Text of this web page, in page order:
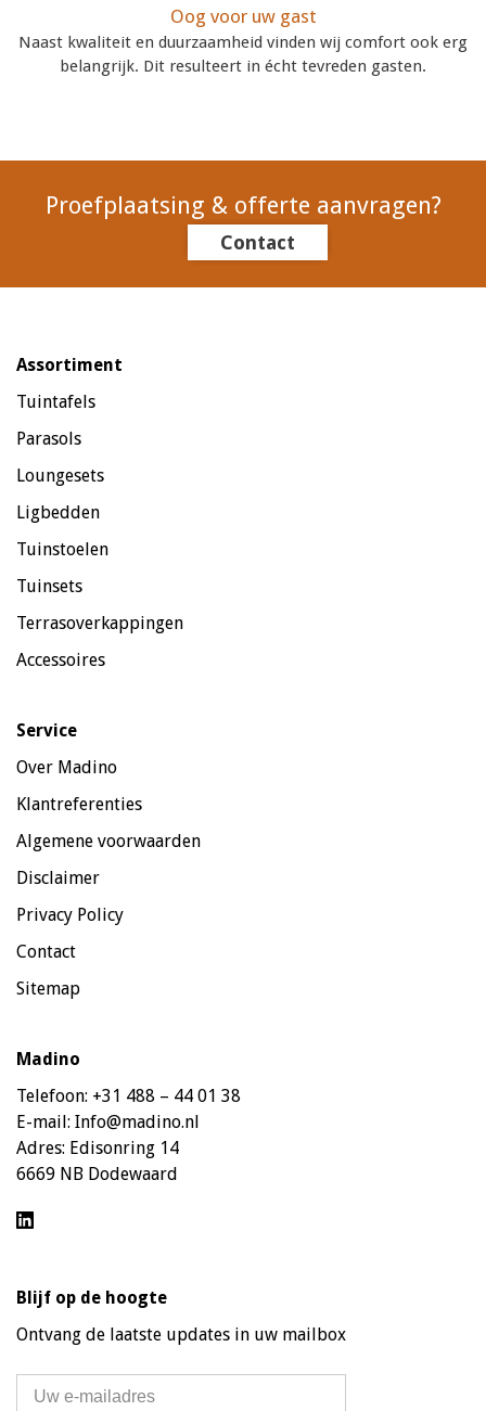
Oog voor uw gast
Naast kwaliteit en duurzaamheid vinden wij comfort ook erg
belangrijk. Dit resulteert in écht tevreden gasten.
Proefplaatsing & offerte aanvragen?
Contact
Assortiment
Tuintafels
Parasols
Loungesets
Ligbedden
Tuinstoelen
Tuinsets
Terrasoverkappingen
Accessoires
Service
Over Madino
Klantreferenties
Algemene voorwaarden
Disclaimer
Privacy Policy
Contact
Sitemap
Madino
Telefoon: +31 488 – 44 01 38
E-mail: Info@madino.nl
Adres: Edisonring 14
6669 NB Dodewaard
Blijf op de hoogte
Ontvang de laatste updates in uw mailbox